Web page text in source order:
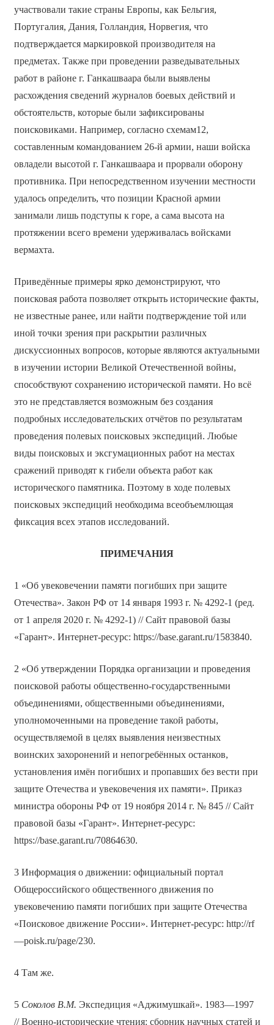
участвовали такие страны Европы, как Бельгия,
Португалия, Дания, Голландия, Норвегия, что
подтверждается маркировкой производителя на
предметах. Также при проведении разведывательных
работ в районе г. Ганкашваара были выявлены
расхождения сведений журналов боевых действий и
обстоятельств, которые были зафиксированы
поисковиками. Например, согласно схемам12,
составленным командованием 26-й армии, наши войска
овладели высотой г. Ганкашваара и прорвали оборону
противника. При непосредственном изучении местности
удалось определить, что позиции Красной армии
занимали лишь подступы к горе, а сама высота на
протяжении всего времени удерживалась войсками
вермахта.
Приведённые примеры ярко демонстрируют, что
поисковая работа позволяет открыть исторические факты,
не известные ранее, или найти подтверждение той или
иной точки зрения при раскрытии различных
дискуссионных вопросов, которые являются актуальными
в изучении истории Великой Отечественной войны,
способствуют сохранению исторической памяти. Но всё
это не представляется возможным без создания
подробных исследовательских отчётов по результатам
проведения полевых поисковых экспедиций. Любые
виды поисковых и эксгумационных работ на местах
сражений приводят к гибели объекта работ как
исторического памятника. Поэтому в ходе полевых
поисковых экспедиций необходима всеобъемлющая
фиксация всех этапов исследований.
ПРИМЕЧАНИЯ
1 «Об увековечении памяти погибших при защите
Отечества». Закон РФ от 14 января 1993 г. № 4292-1 (ред.
от 1 апреля 2020 г. № 4292-1) // Сайт правовой базы
«Гарант». Интернет-ресурс: https://base.garant.ru/1583840.
2 «Об утверждении Порядка организации и проведения
поисковой работы общественно-государственными
объединениями, общественными объединениями,
уполномоченными на проведение такой работы,
осуществляемой в целях выявления неизвестных
воинских захоронений и непогребённых останков,
установления имён погибших и пропавших без вести при
защите Отечества и увековечения их памяти». Приказ
министра обороны РФ от 19 ноября 2014 г. № 845 // Сайт
правовой базы «Гарант». Интернет-ресурс:
https://base.garant.ru/70864630.
3 Информация о движении: официальный портал
Общероссийского общественного движения по
увековечению памяти погибших при защите Отечества
«Поисковое движение России». Интернет-ресурс: http://rf
—poisk.ru/page/230.
4 Там же.
5 Соколов В.М. Экспедиция «Аджимушкай». 1983—1997
// Военно-исторические чтения: сборник научных статей и